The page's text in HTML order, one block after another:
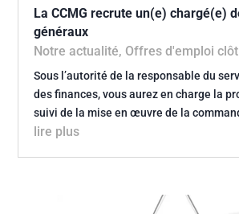
La CCMG recrute un(e) chargé(e)
généraux
Notre actualité, Offres d'emploi
Sous l’autorité de la responsable du
des finances, vous aurez en charge la
suivi de la mise en œuvre de la
lire plus